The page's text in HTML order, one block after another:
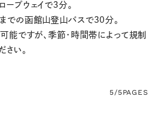
プウェイで3分。
での函館山登山バスで30分。
能ですが、季節・時間帯によって規制
い。
5/5PAGES